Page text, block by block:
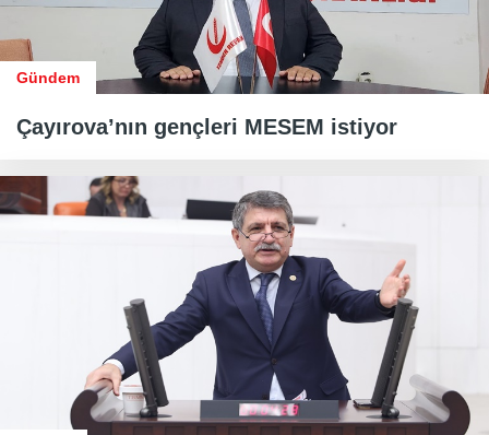
Gündem
Çayırova’nın gençleri MESEM istiyor